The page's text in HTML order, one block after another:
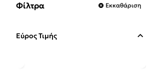
Φίλτρα Εκκαθάριση
Εύρος Τιμής